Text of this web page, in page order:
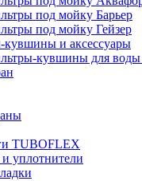
под мойку Барьер
под мойку Гейзер
и аксессуары
кувшины для
TUBOFLEX
уплотнители